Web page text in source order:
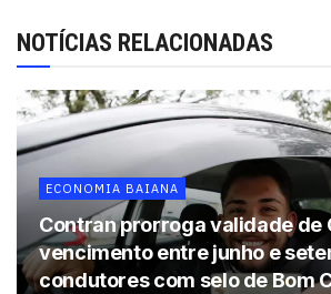
(18,52%).
Tags:
NOTÍCIAS RELACIONADAS
ECONOMIA BAIANA
Contran prorroga validade de
vencimento entre junho e
condutores com selo de Bom